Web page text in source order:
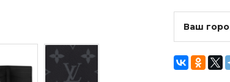
Ваш